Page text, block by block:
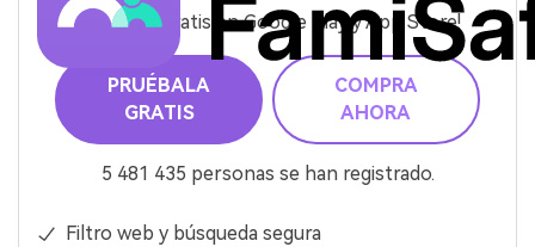
¡Pruébalo gratis en Google Play y App Store!
PRUÉBALA
GRATIS
COMPRA
AHORA
5 481 435 personas se han registrado.
Filtro web y búsqueda segura